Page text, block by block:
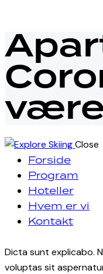
Close
Forside
Program
Hoteller
Hvem er vi
Kontakt
facebook-
1
instagram
Dicta sunt explicabo.
voluptas sit